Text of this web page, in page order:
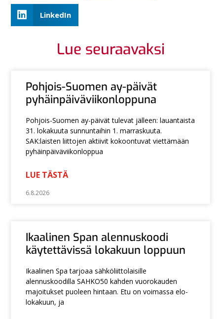
LinkedIn
Lue seuraavaksi
Pohjois-Suomen ay-päivät
pyhäinpäiväviikonloppuna
Pohjois-Suomen ay-päivät tulevat jälleen: lauantaista
31. lokakuuta sunnuntaihin 1. marraskuuta.
SAK:laisten liittojen aktiivit kokoontuvat viettämään
pyhäinpäiväviikonloppua
LUE TÄSTÄ
6.8.2026
Ikaalinen Span alennuskoodi
käytettävissä lokakuun loppuun
Ikaalinen Spa tarjoaa sähköliittolaisille
alennuskoodilla SAHKO50 kahden vuorokauden
majoitukset puoleen hintaan. Etu on voimassa elo-
lokakuun, ja